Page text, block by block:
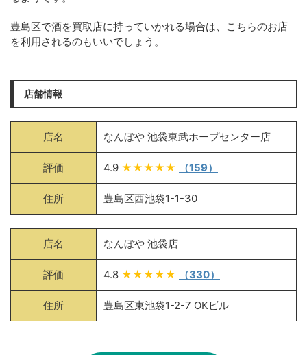
豊島区で酒を買取店に持っていかれる場合は、こちらのお店
を利用されるのもいいでしょう。
店舗情報
店名 なんぼや 池袋東武ホープセンター店
評価 4.9 ★★★★★ （159）
住所 豊島区西池袋1-1-30
店名 なんぼや 池袋店
評価 4.8 ★★★★★ （330）
住所 豊島区東池袋1-2-7 OKビル